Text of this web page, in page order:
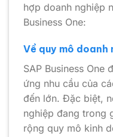
hợp doanh nghiệp
Business One:
Về quy mô doanh
SAP Business One
ứng nhu cầu của
đến lớn. Đặc biệt,
nghiệp đang trong
rộng quy mô kinh